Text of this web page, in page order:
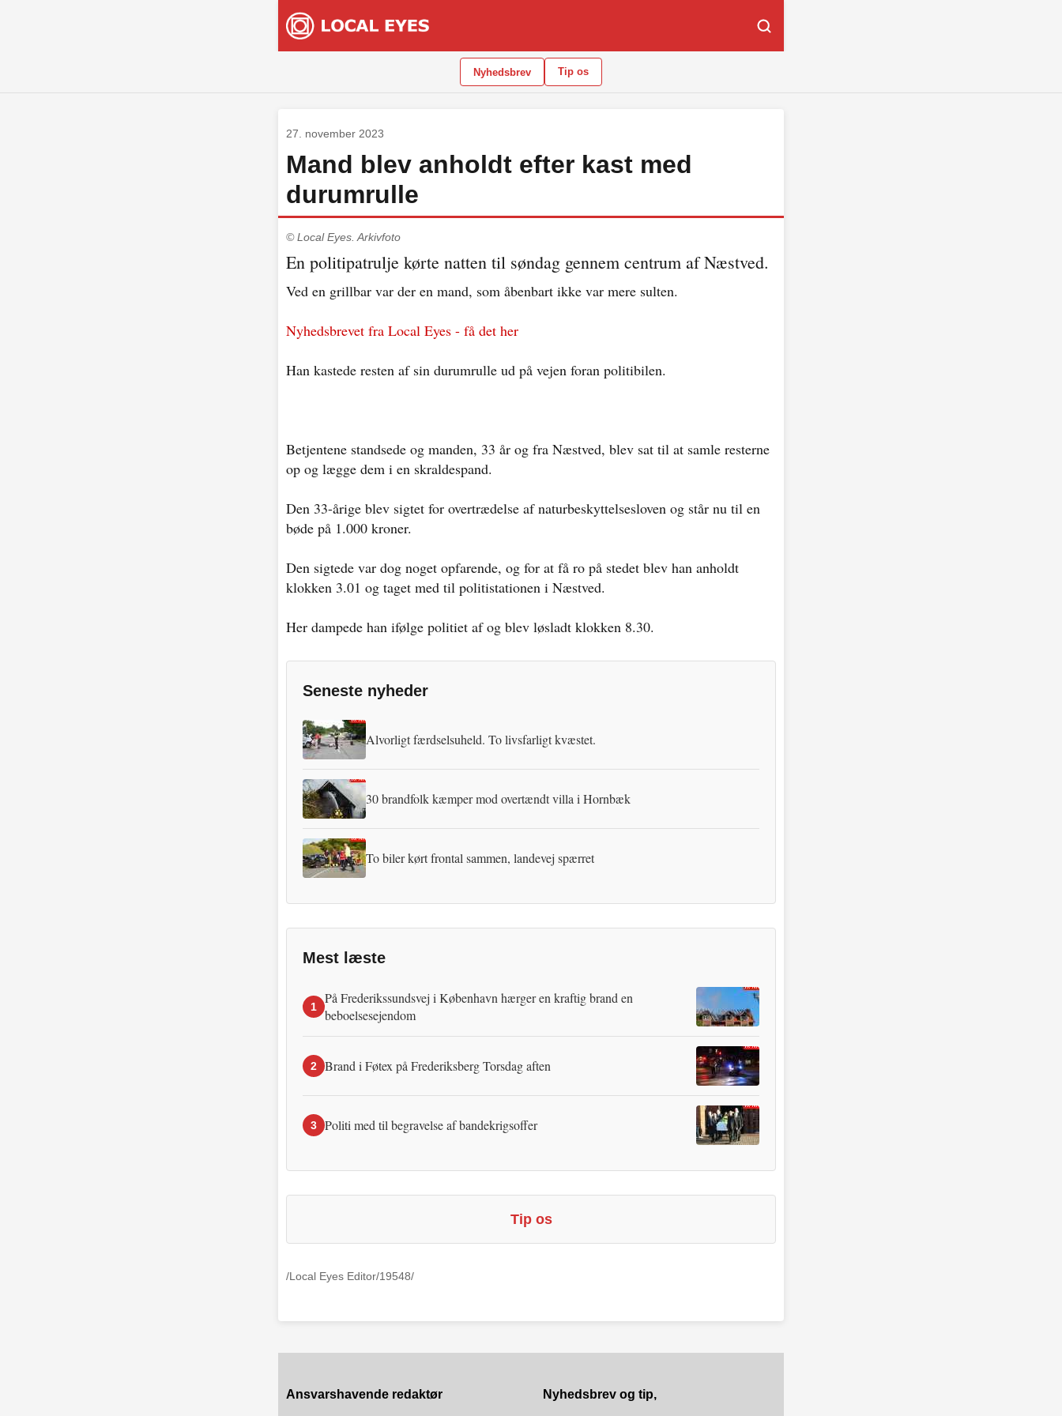
Nyhedsbrev Tip os
27. november 2023
Mand blev anholdt efter kast med
durumrulle
© Local Eyes. Arkivfoto
En politipatrulje kørte natten til søndag gennem centrum af Næstved.
Ved en grillbar var der en mand, som åbenbart ikke var mere sulten.
Nyhedsbrevet fra Local Eyes - få det her
Han kastede resten af sin durumrulle ud på vejen foran politibilen.
Betjentene standsede og manden, 33 år og fra Næstved, blev sat til at samle resterne
op og lægge dem i en skraldespand.
Den 33-årige blev sigtet for overtrædelse af naturbeskyttelsesloven og står nu til en
bøde på 1.000 kroner.
Den sigtede var dog noget opfarende, og for at få ro på stedet blev han anholdt
klokken 3.01 og taget med til politistationen i Næstved.
Her dampede han ifølge politiet af og blev løsladt klokken 8.30.
Seneste nyheder
Alvorligt færdselsuheld. To livsfarligt kvæstet.
30 brandfolk kæmper mod overtændt villa i Hornbæk
To biler kørt frontal sammen, landevej spærret
Mest læste
1
På Frederikssundsvej i København hærger en kraftig brand en
beboelsesejendom
2 Brand i Føtex på Frederiksberg Torsdag aften
3 Politi med til begravelse af bandekrigsoffer
Tip os
/Local Eyes Editor/19548/
Ansvarshavende redaktør Nyhedsbrev og tip,